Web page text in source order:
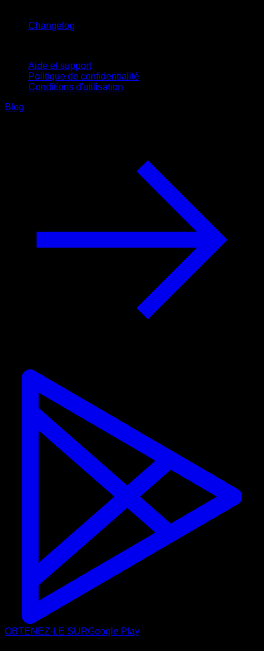
Changelog
Aide et support
Politique de confidentialité
Conditions d'utilisation
Blog
OBTENEZ-LE SURGoogle Play